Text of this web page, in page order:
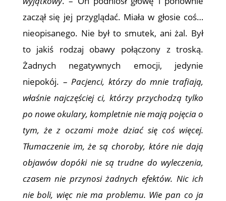
zaczął się jej przyglądać. Miała w głosie coś…
nieopisanego. Nie był to smutek, ani żal. Był
to jakiś rodzaj obawy połączony z troską.
Żadnych negatywnych emocji, jedynie
niepokój. –Pacjenci, którzy do mnie trafiają,
właśnie najczęściej ci, którzy przychodzą tylko
po nowe okulary, kompletnie nie mają pojęcia o
tym, że z oczami może dziać się coś więcej.
Tłumaczenie im, że są choroby, które nie dają
objawów dopóki nie są trudne do wyleczenia,
czasem nie przynosi żadnych efektów. Nic ich
nie boli, więc nie ma problemu. Wie pan co ja